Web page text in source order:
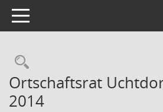
Toggle navigation
Rechercheauswahl
Ortschaftsrat
2014